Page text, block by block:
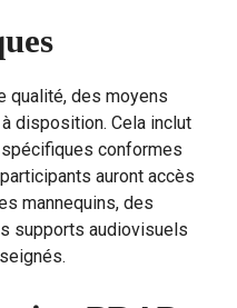
qualité, des moyens
disposition. Cela inclut
conformes
auront accès
mannequins, des
supports audiovisuels